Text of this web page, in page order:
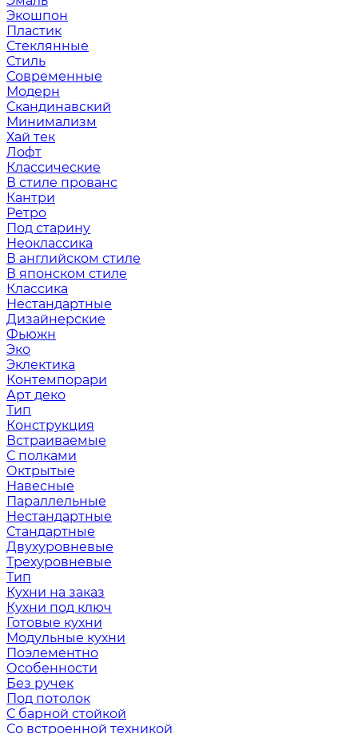
Экошпон
Пластик
Стеклянные
Стиль
Современные
Модерн
Скандинавский
Минимализм
Хай тек
Лофт
Классические
В стиле прованс
Кантри
Ретро
Под старину
Неоклассика
В английском стиле
В японском стиле
Классика
Нестандартные
Дизайнерские
Фьюжн
Эко
Эклектика
Контемпорари
Арт деко
Тип
Конструкция
Встраиваемые
С полками
Октрытые
Навесные
Параллельные
Нестандартные
Стандартные
Двухуровневые
Трехуровневые
Тип
Кухни на заказ
Кухни под ключ
Готовые кухни
Модульные кухни
Поэлементно
Особенности
Без ручек
Под потолок
С барной стойкой
Со встроенной техникой